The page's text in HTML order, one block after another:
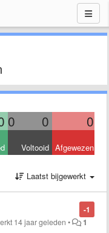
0 0 0
Voltooid Afgewezen
Laatst bijgewerkt
-1
14 jaar geleden • 1